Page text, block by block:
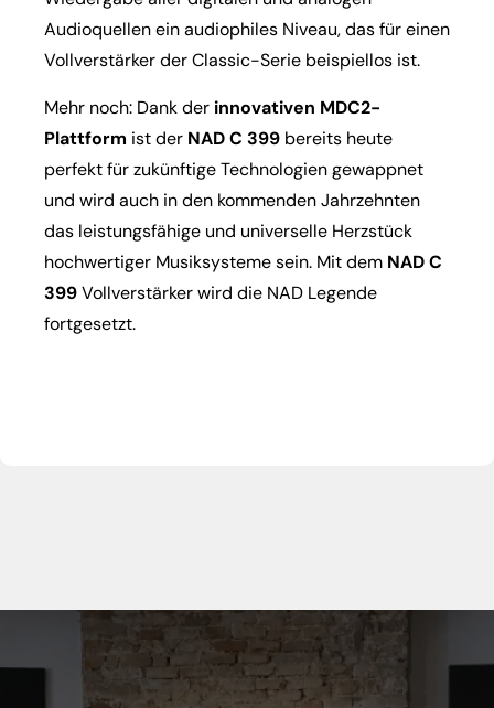
Audioquellen ein audiophiles Niveau, das für einen
Vollverstärker der Classic-Serie beispiellos ist.
Mehr noch: Dank der innovativen MDC2-
Plattform ist der NAD C 399 bereits heute
perfekt für zukünftige Technologien gewappnet
und wird auch in den kommenden Jahrzehnten
das leistungsfähige und universelle Herzstück
hochwertiger Musiksysteme sein. Mit dem NAD C
399Vollverstärker wird die NAD Legende
fortgesetzt.